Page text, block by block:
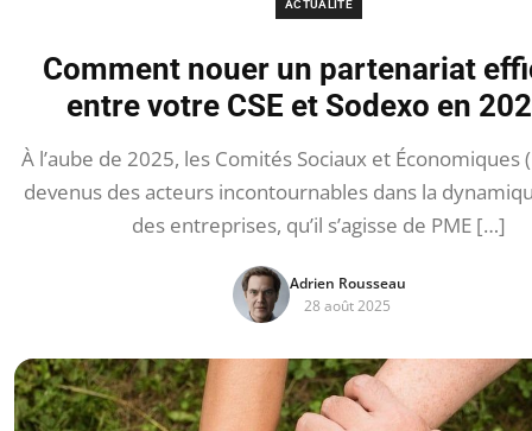
ACTUALITÉ
Comment nouer un partenariat
entre votre CSE et Sodexo en
À l’aube de 2025, les Comités Sociaux et Économiques
devenus des acteurs incontournables dans la
des entreprises, qu’il s’agisse de PME […]
Adrien Rousseau
28 août 2025